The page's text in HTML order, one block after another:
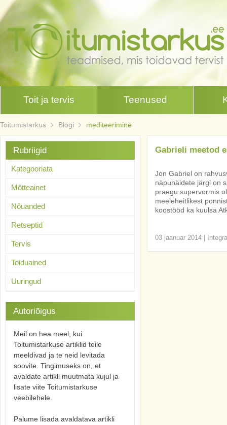
Toit ja tervis Teenused
Toitumistarkus Blogi mediteerimine
Gabrieli meetod
Jon Gabriel on
näpunäidete järgi on
praegu supervormis
meeleheitlikest
koostööd ka kuulsa
03 jaanuar 2014
Rubriigid
Kategooriata
Mõtteainet
Nõuanded
Retseptid
Tervis
Toiduained
Uuringud
Autoriõigus
Meil on hea meel, kui
Toitumistarkuse artiklid teile
meeldivad ja te neid levitada
soovite. Tingimuseks on, et
avaldate artikli muutmata kujul ja
lisate viite Toitumistarkuse
veebilehele.
Palume lisada avaldatava artikli